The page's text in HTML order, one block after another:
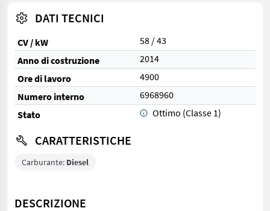
DATI TECNICI
CV / kW
58 / 43
Anno di costruzione
2014
Ore di lavoro
4900
Numero interno
6968960
Stato
Ottimo (Classe 1)
CARATTERISTICHE
Carburante: Diesel
DESCRIZIONE